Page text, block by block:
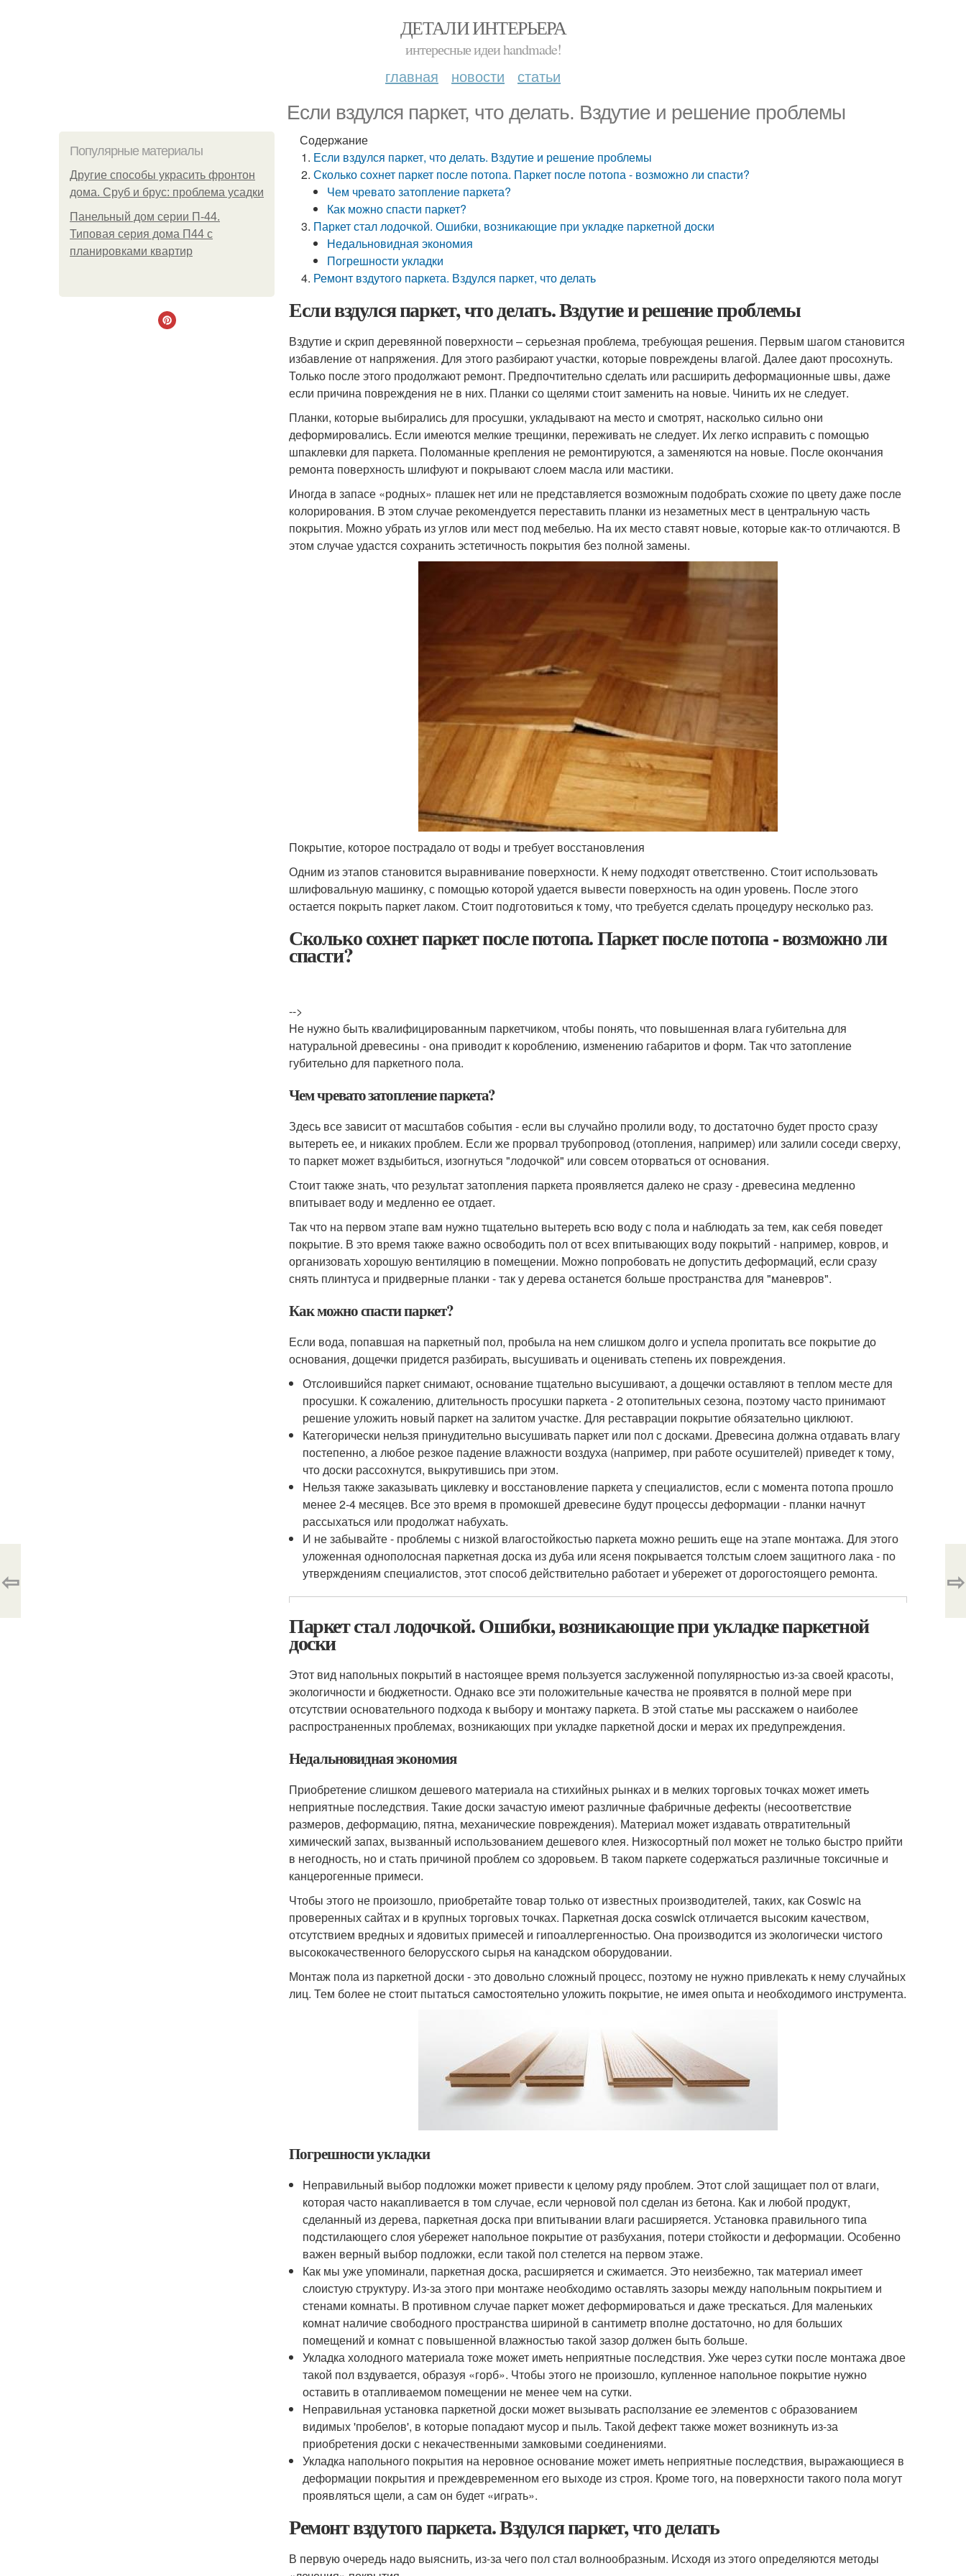
ДЕТАЛИ ИНТЕРЬЕРА
интересные идеи handmade!
главная новости статьи
Если вздулся паркет, что делать. Вздутие и решение проблемы
Популярные материалы
Другие способы украсить фронтон
дома. Сруб и брус: проблема усадки
Панельный дом серии П-44.
Типовая серия дома П44 с
планировками квартир
Содержание
Если вздулся паркет, что делать. Вздутие и решение проблемы
Сколько сохнет паркет после потопа. Паркет после потопа - возможно ли спасти?
Чем чревато затопление паркета?
Как можно спасти паркет?
Паркет стал лодочкой. Ошибки, возникающие при укладке паркетной доски
Недальновидная экономия
Погрешности укладки
Ремонт вздутого паркета. Вздулся паркет, что делать
Если вздулся паркет, что делать. Вздутие и решение проблемы
Вздутие и скрип деревянной поверхности – серьезная проблема, требующая решения. Первым шагом становится
избавление от напряжения. Для этого разбирают участки, которые повреждены влагой. Далее дают просохнуть.
Только после этого продолжают ремонт. Предпочтительно сделать или расширить деформационные швы, даже
если причина повреждения не в них. Планки со щелями стоит заменить на новые. Чинить их не следует.
Планки, которые выбирались для просушки, укладывают на место и смотрят, насколько сильно они
деформировались. Если имеются мелкие трещинки, переживать не следует. Их легко исправить с помощью
шпаклевки для паркета. Поломанные крепления не ремонтируются, а заменяются на новые. После окончания
ремонта поверхность шлифуют и покрывают слоем масла или мастики.
Иногда в запасе «родных» плашек нет или не представляется возможным подобрать схожие по цвету даже после
колорирования. В этом случае рекомендуется переставить планки из незаметных мест в центральную часть
покрытия. Можно убрать из углов или мест под мебелью. На их место ставят новые, которые как-то отличаются. В
этом случае удастся сохранить эстетичность покрытия без полной замены.
Покрытие, которое пострадало от воды и требует восстановления
Одним из этапов становится выравнивание поверхности. К нему подходят ответственно. Стоит использовать
шлифовальную машинку, с помощью которой удается вывести поверхность на один уровень. После этого
остается покрыть паркет лаком. Стоит подготовиться к тому, что требуется сделать процедуру несколько раз.
Сколько сохнет паркет после потопа. Паркет после потопа - возможно ли
спасти?
-->
Не нужно быть квалифицированным паркетчиком, чтобы понять, что повышенная влага губительна для
натуральной древесины - она приводит к короблению, изменению габаритов и форм. Так что затопление
губительно для паркетного пола.
Чем чревато затопление паркета?
Здесь все зависит от масштабов события - если вы случайно пролили воду, то достаточно будет просто сразу
вытереть ее, и никаких проблем. Если же прорвал трубопровод (отопления, например) или залили соседи сверху,
то паркет может вздыбиться, изогнуться "лодочкой" или совсем оторваться от основания.
Стоит также знать, что результат затопления паркета проявляется далеко не сразу - древесина медленно
впитывает воду и медленно ее отдает.
Так что на первом этапе вам нужно тщательно вытереть всю воду с пола и наблюдать за тем, как себя поведет
покрытие. В это время также важно освободить пол от всех впитывающих воду покрытий - например, ковров, и
организовать хорошую вентиляцию в помещении. Можно попробовать не допустить деформаций, если сразу
снять плинтуса и придверные планки - так у дерева останется больше пространства для "маневров".
Как можно спасти паркет?
Если вода, попавшая на паркетный пол, пробыла на нем слишком долго и успела пропитать все покрытие до
основания, дощечки придется разбирать, высушивать и оценивать степень их повреждения.
Отслоившийся паркет снимают, основание тщательно высушивают, а дощечки оставляют в теплом месте для
просушки. К сожалению, длительность просушки паркета - 2 отопительных сезона, поэтому часто принимают
решение уложить новый паркет на залитом участке. Для реставрации покрытие обязательно циклюют.
Категорически нельзя принудительно высушивать паркет или пол с досками. Древесина должна отдавать влагу
постепенно, а любое резкое падение влажности воздуха (например, при работе осушителей) приведет к тому,
что доски рассохнутся, выкрутившись при этом.
Нельзя также заказывать циклевку и восстановление паркета у специалистов, если с момента потопа прошло
менее 2-4 месяцев. Все это время в промокшей древесине будут процессы деформации - планки начнут
рассыхаться или продолжат набухать.
И не забывайте - проблемы с низкой влагостойкостью паркета можно решить еще на этапе монтажа. Для этого
уложенная однополосная паркетная доска из дуба или ясеня покрывается толстым слоем защитного лака - по
утверждениям специалистов, этот способ действительно работает и убережет от дорогостоящего ремонта.
Паркет стал лодочкой. Ошибки, возникающие при укладке паркетной
доски
Этот вид напольных покрытий в настоящее время пользуется заслуженной популярностью из-за своей красоты,
экологичности и бюджетности. Однако все эти положительные качества не проявятся в полной мере при
отсутствии основательного подхода к выбору и монтажу паркета. В этой статье мы расскажем о наиболее
распространенных проблемах, возникающих при укладке паркетной доски и мерах их предупреждения.
Недальновидная экономия
Приобретение слишком дешевого материала на стихийных рынках и в мелких торговых точках может иметь
неприятные последствия. Такие доски зачастую имеют различные фабричные дефекты (несоответствие
размеров, деформацию, пятна, механические повреждения). Материал может издавать отвратительный
химический запах, вызванный использованием дешевого клея. Низкосортный пол может не только быстро прийти
в негодность, но и стать причиной проблем со здоровьем. В таком паркете содержаться различные токсичные и
канцерогенные примеси.
Чтобы этого не произошло, приобретайте товар только от известных производителей, таких, как Coswic на
проверенных сайтах и в крупных торговых точках. Паркетная доска coswick отличается высоким качеством,
отсутствием вредных и ядовитых примесей и гипоаллергенностью. Она производится из экологически чистого
высококачественного белорусского сырья на канадском оборудовании.
Монтаж пола из паркетной доски - это довольно сложный процесс, поэтому не нужно привлекать к нему случайных
лиц. Тем более не стоит пытаться самостоятельно уложить покрытие, не имея опыта и необходимого инструмента.
Погрешности укладки
Неправильный выбор подложки может привести к целому ряду проблем. Этот слой защищает пол от влаги,
которая часто накапливается в том случае, если черновой пол сделан из бетона. Как и любой продукт,
сделанный из дерева, паркетная доска при впитывании влаги расширяется. Установка правильного типа
подстилающего слоя убережет напольное покрытие от разбухания, потери стойкости и деформации. Особенно
важен верный выбор подложки, если такой пол стелется на первом этаже.
Как мы уже упоминали, паркетная доска, расширяется и сжимается. Это неизбежно, так материал имеет
слоистую структуру. Из-за этого при монтаже необходимо оставлять зазоры между напольным покрытием и
стенами комнаты. В противном случае паркет может деформироваться и даже трескаться. Для маленьких
комнат наличие свободного пространства шириной в сантиметр вполне достаточно, но для больших
помещений и комнат с повышенной влажностью такой зазор должен быть больше.
Укладка холодного материала тоже может иметь неприятные последствия. Уже через сутки после монтажа двое
такой пол вздувается, образуя «горб». Чтобы этого не произошло, купленное напольное покрытие нужно
оставить в отапливаемом помещении не менее чем на сутки.
Неправильная установка паркетной доски может вызывать расползание ее элементов с образованием
видимых 'пробелов', в которые попадают мусор и пыль. Такой дефект также может возникнуть из-за
приобретения доски с некачественными замковыми соединениями.
Укладка напольного покрытия на неровное основание может иметь неприятные последствия, выражающиеся в
деформации покрытия и преждевременном его выходе из строя. Кроме того, на поверхности такого пола могут
проявляться щели, а сам он будет «играть».
Ремонт вздутого паркета. Вздулся паркет, что делать
В первую очередь надо выяснить, из-за чего пол стал волнообразным. Исходя из этого определяются методы
⇦ ⇨